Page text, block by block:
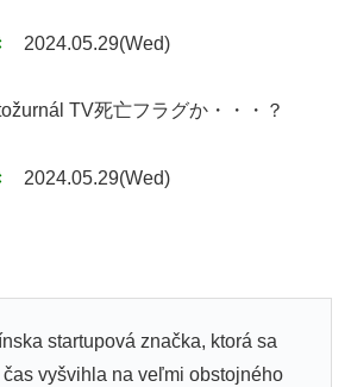
2024.05.29(Wed)
TV死亡フラグか・・・？
2024.05.29(Wed)
startupová značka, ktorá sa
vyšvihla na veľmi obstojného